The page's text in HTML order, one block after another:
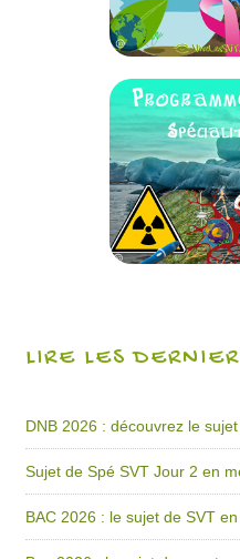
LIRE LES
DNB 2026 : découvrez le
Sujet de Spé SVT Jour 2 en
BAC 2026 : le sujet de SVT